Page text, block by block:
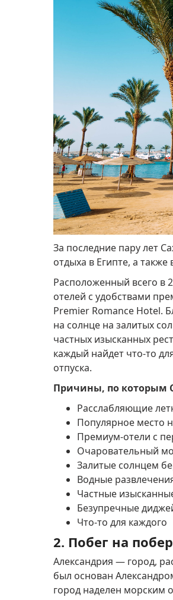
За последние пару лет
отдыха в Египте, а
Расположенный всего в
отелей с удобствами
Premier Romance Hotel.
на солнце на залитых
частных изысканных
каждый найдет что-то
отпуска.
Причины, по которым
Расслабляющие
Популярное место
Премиум-отели с
Очаровательный
Залитые солнцем
Водные
Частные
Безупречные
Что-то для каждого
2. Побег на
Александрия — город,
был основан
город наделен морским